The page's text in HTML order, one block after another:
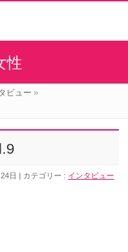
性
ビュー »
日 カテゴリー : インタビュー